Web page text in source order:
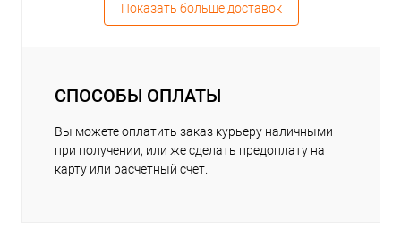
Показать больше доставок
СПОСОБЫ ОПЛАТЫ
Вы можете оплатить заказ курьеру наличными
при получении, или же сделать предоплату на
карту или расчетный счет.